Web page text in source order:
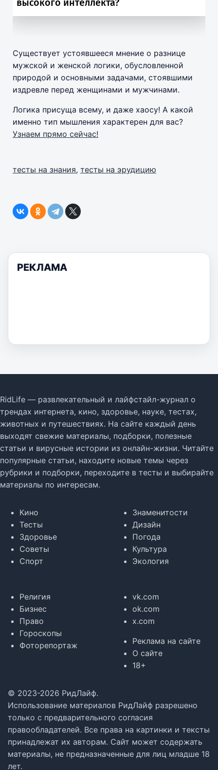
Существует устоявшееся мнение о разнице
мужской и женской логики, обусловленной
природой и основными задачами, стоявшими
издревле перед женщинами и мужчинами.
Логика присуща всему, и даже хаосу! А какой
именно тип мышления характерен для вас?
Узнаем прямо сейчас!
тесты на знания, тесты на эрудицию
РЕКЛАМА
RidLife — развлекательный и лайфстайл-журнал о
трендах интернета, кино, здоровье, науке, тестах,
животных и путешествиях. На сайте каждый день
выходят свежие материалы, подборки, полезные
статьи и вирусные истории из онлайн-жизни. Читайте
популярные статьи, находите новые темы через
рубрики и подборки, переходите в тесты и выбирайте
материалы по интересам.
Кино
Тесты
Здоровье
Советы
Спорт
Знаменитости
Дизайн
Погода
Культура
Экология
Религия
Бизнес
Право
Гороскопы
Фоторепортаж
vk.com
ok.com
x.com
Реклама на сайте
О сайте
18+
© 2023-2026 РидЛайф.
Использование материалов РидЛайф разрешено
только с предварительного согласия
правообладателей. Все права на картинки и тексты
принадлежат их авторам. Сайт может содержать
материалы, не предназначенные для лиц младше 18
лет.